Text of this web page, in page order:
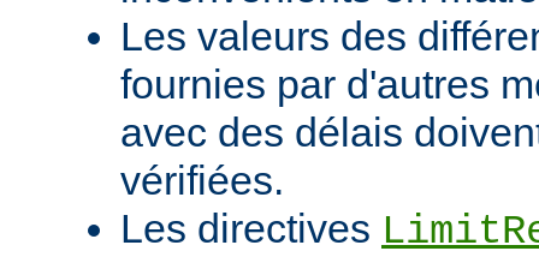
Les valeurs des
fournies par d'autres
avec des délais
vérifiées.
Les directives